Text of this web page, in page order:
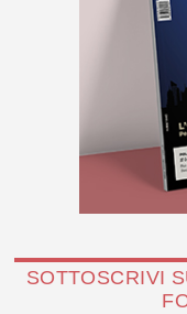
SOTTOSCRIVI